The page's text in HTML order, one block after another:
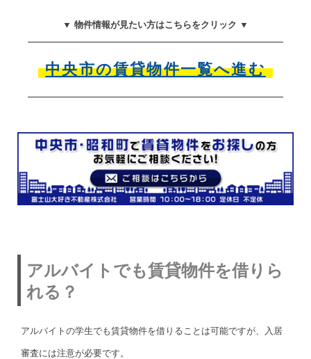
▼ 物件情報が見たい方はこちらをクリック ▼
中央市の賃貸物件一覧へ進む
アルバイトでも賃貸物件を借りら
れる？
アルバイトの学生でも賃貸物件を借りることは可能ですが、入居
審査には注意が必要です。